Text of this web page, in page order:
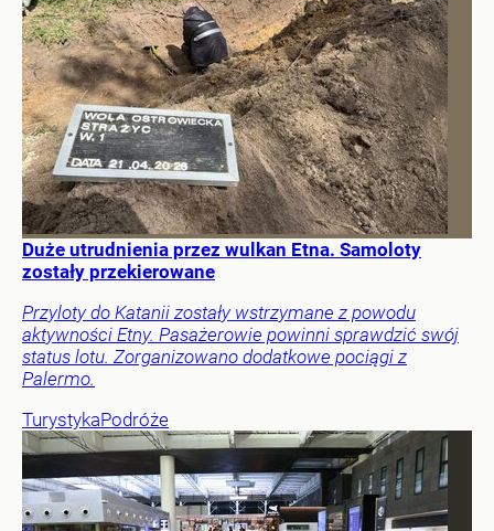
Duże utrudnienia przez wulkan Etna. Samoloty
zostały przekierowane
Przyloty do Katanii zostały wstrzymane z powodu
aktywności Etny. Pasażerowie powinni sprawdzić swój
status lotu. Zorganizowano dodatkowe pociągi z
Palermo.
TurystykaPodróże